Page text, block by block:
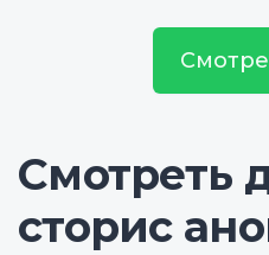
Смотреть
сторис